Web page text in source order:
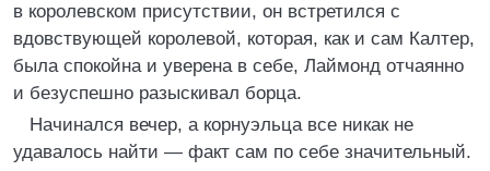
в королевском присутствии, он встретился с
вдовствующей королевой, которая, как и сам Калтер,
была спокойна и уверена в себе, Лаймонд отчаянно
и безуспешно разыскивал борца.
Начинался вечер, а корнуэльца все никак не
удавалось найти — факт сам по себе значительный.